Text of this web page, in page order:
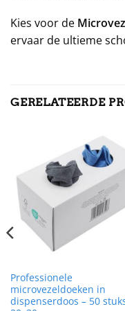
Kies voor de
ervaar de ultieme
GERELATEERDE
Professionele
microvezeldoeken in
dispenserdoos – 50